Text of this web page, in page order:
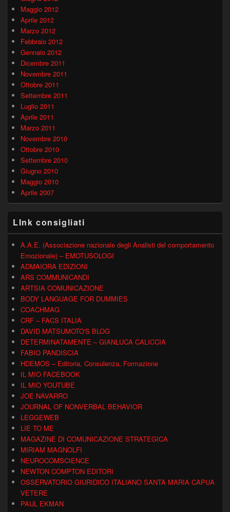
Maggio 2012
Aprile 2012
Marzo 2012
Febbraio 2012
Gennaio 2012
Dicembre 2011
Novembre 2011
Ottobre 2011
Settembre 2011
Luglio 2011
Aprile 2011
Marzo 2011
Novembre 2010
Ottobre 2010
Settembre 2010
Giugno 2010
Maggio 2010
Aprile 2007
LInk consigliati
A.A.E. (Associazione nazionale degli Analisti del comportamento
Emozionale) – EMOTUSOLOGI
ADMAIORA EDIZIONI
ARS COMMUNICANDI
ARTSIA COMUNICAZIONE
BODY LANGUAGE FOR DUMMIES
COACHMAG
CRF – FACS ITALIA
DAVID MATSUMOTO'S BLOG
DETERMINATAMENTE – GIANLUCA CALICCIA
FABIO PANDISCIA
HDEMOS – Editoria, Consulenza, Formazione
IL MIO FACEBOOK
IL MIO YOUTUBE
JOE NAVARRO
JOURNAL OF NONVERBAL BEHAVIOR
LEGGEWEB
LIE TO ME
MAGAZINE DI COMUNICAZIONE STRATEGICA
MIRIAM MAGNOLFI
NEUROCOMSCIENCE
NEWTON COMPTON EDITORI
OSSERVATORIO GIURIDICO ITALIANO SANTA MARIA CAPUA
VETERE
PAUL EKMAN